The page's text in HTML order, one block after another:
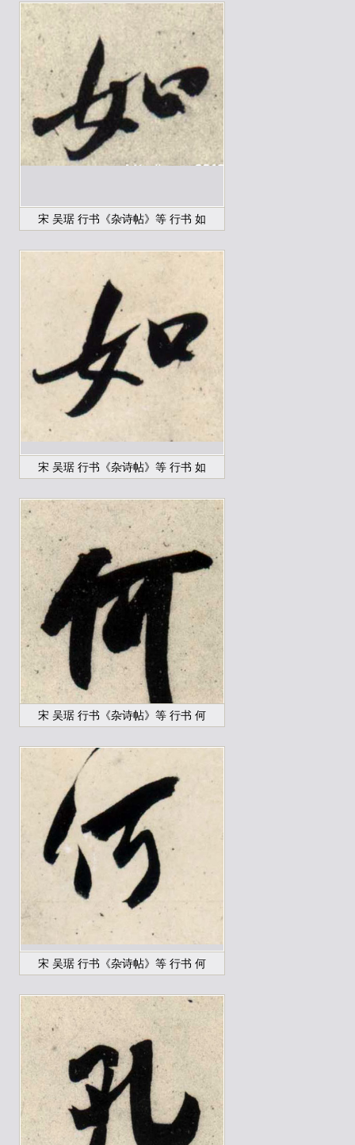
宋 吴琚 行书《杂诗帖》等 行书 如
宋 吴琚 行书《杂诗帖》等 行书 如
宋 吴琚 行书《杂诗帖》等 行书 何
宋 吴琚 行书《杂诗帖》等 行书 何